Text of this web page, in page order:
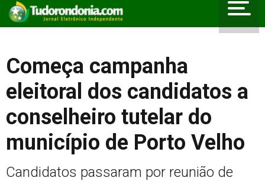
Começa campanha
eleitoral dos candidatos a
conselheiro tutelar do
município de Porto Velho
Candidatos passaram por reunião de